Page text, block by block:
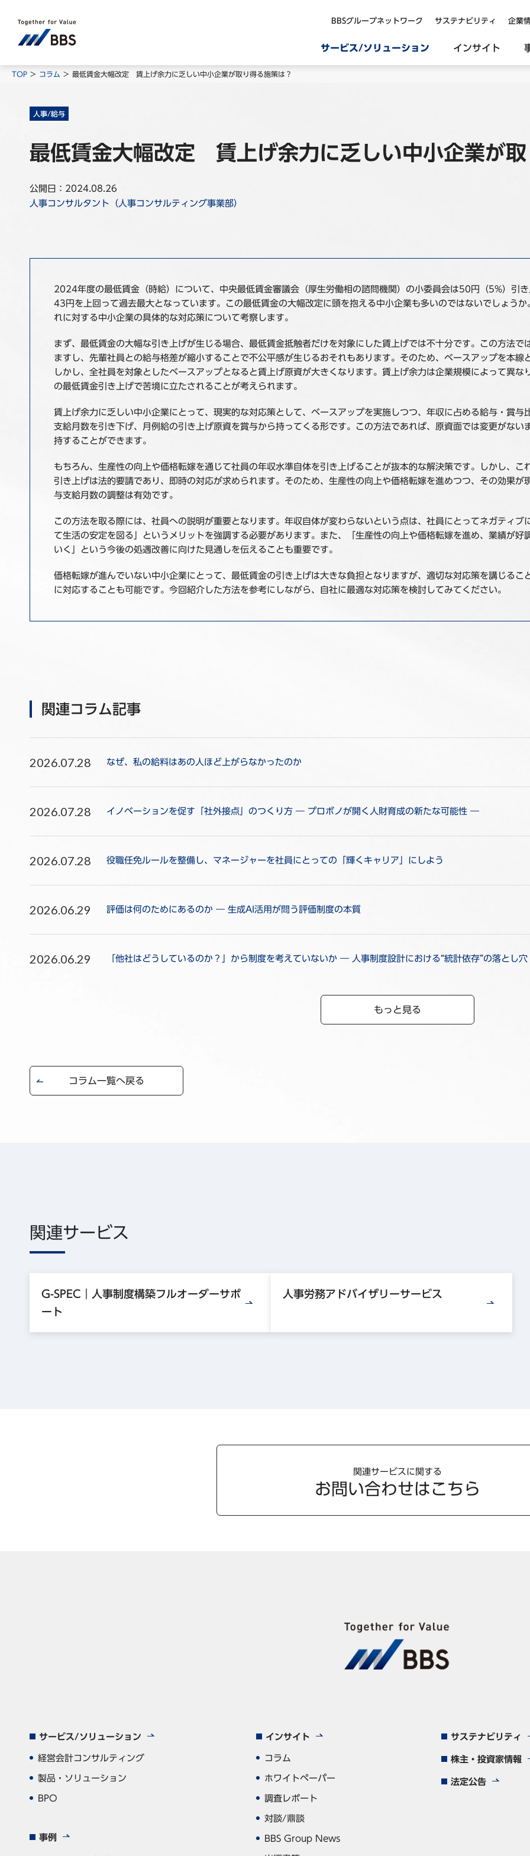
BBSグループネットワーク サステナビリティ 企業
サービス/ソリューション インサイト
TOP コラム 最低賃金大幅改定 賃上げ余力に乏しい中小企業が取り得る施策は？
人事/給与
最低賃金大幅改定 賃上げ余力に乏しい中小企業が
公開日：2024.08.26
人事コンサルタント（人事コンサルティング事業部）
2024年度の最低賃金（時給）について、中央最低賃金審議会（厚生労働相の諮問機関）の小委員会は50円（5%）引
43円を上回って過去最大となっています。この最低賃金の大幅改定に頭を抱える中小企業も多いのではないでしょう
れに対する中小企業の具体的な対応策について考察します。
まず、最低賃金の大幅な引き上げが生じる場合、最低賃金抵触者だけを対象にした賃上げでは不十分です。この方法
ますし、先輩社員との給与格差が縮小することで不公平感が生じるおそれもあります。そのため、ベースアップを本線
しかし、全社員を対象としたベースアップとなると賃上げ原資が大きくなります。賃上げ余力は企業規模によって異
の最低賃金引き上げで苦境に立たされることが考えられます。
賃上げ余力に乏しい中小企業にとって、現実的な対応策として、ベースアップを実施しつつ、年収に占める給与・賞
支給月数を引き下げ、月例給の引き上げ原資を賞与から持ってくる形です。この方法であれば、原資面では変更がな
持することができます。
もちろん、生産性の向上や価格転嫁を通じて社員の年収水準自体を引き上げることが抜本的な解決策です。しかし、
引き上げは法的要請であり、即時の対応が求められます。そのため、生産性の向上や価格転嫁を進めつつ、その効果
与支給月数の調整は有効です。
この方法を取る際には、社員への説明が重要となります。年収自体が変わらないという点は、社員にとってネガティ
て生活の安定を図る」というメリットを強調する必要があります。また、「生産性の向上や価格転嫁を進め、業績が
いく」という今後の処遇改善に向けた見通しを伝えることも重要です。
価格転嫁が進んでいない中小企業にとって、最低賃金の引き上げは大きな負担となりますが、適切な対応策を講じる
に対応することも可能です。今回紹介した方法を参考にしながら、自社に最適な対応策を検討してみてください。
関連コラム記事
2026.07.28 なぜ、私の給料はあの人ほど上がらなかったのか
2026.07.28 イノベーションを促す「社外接点」のつくり方 ― プロボノが開く人財育成の新たな可能性 ―
2026.07.28 役職任免ルールを整備し、マネージャーを社員にとっての「輝くキャリア」にしよう
2026.06.29 評価は何のためにあるのか ― 生成AI活用が問う評価制度の本質
2026.06.29 「他社はどうしているのか？」から制度を考えていないか ― 人事制度設計における“統計依存”の落とし
もっと見る
コラム一覧へ戻る
関連サービス
G-SPEC｜人事制度構築フルオーダーサポ
ート
人事労務アドバイザリーサービス
関連サービスに関する
お問い合わせはこちら
サービス/ソリューション
経営会計コンサルティング
製品・ソリューション
BPO
事例
インサイト
コラム
ホワイトペーパー
調査レポート
対談/鼎談
BBS Group News
サステナビリティ
株主・投資家情報
法定公告